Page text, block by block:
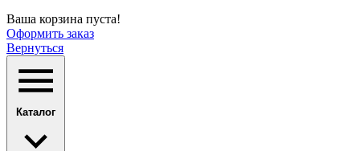
Ваша корзина пуста!
Оформить заказ
Вернуться
Каталог